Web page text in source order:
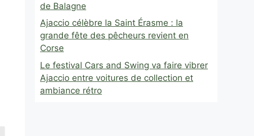
de Balagne
Ajaccio célèbre la Saint Érasme : la
grande fête des pêcheurs revient en
Corse
Le festival Cars and Swing va faire vibrer
Ajaccio entre voitures de collection et
ambiance rétro